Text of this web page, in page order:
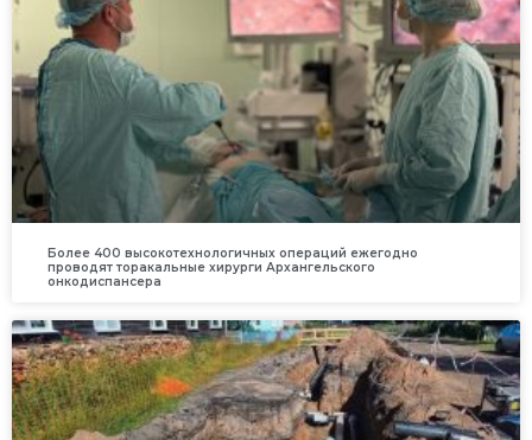
Более 400 высокотехнологичных операций ежегодно
проводят торакальные хирурги Архангельского
онкодиспансера